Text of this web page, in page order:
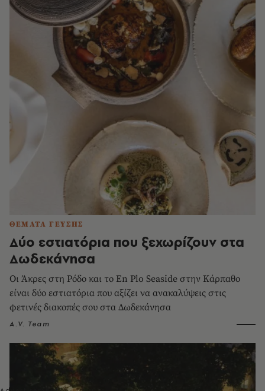
ΘΕΜΑΤΑ ΓΕΥΣΗΣ
Δύο εστιατόρια που ξεχωρίζουν στα
Δωδεκάνησα
Οι Άκρες στη Ρόδο και το En Plo Seaside στην Κάρπαθο
είναι δύο εστιατόρια που αξίζει να ανακαλύψεις στις
φετινές διακοπές σου στα Δωδεκάνησα
A.V. Team